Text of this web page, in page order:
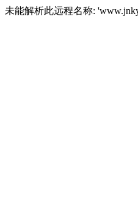
未能解析此远程名称: